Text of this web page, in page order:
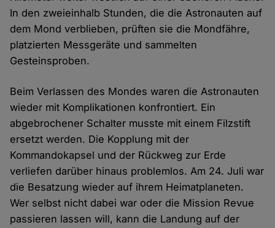
In den zweieinhalb Stunden, die die Astronauten auf
dem Mond verblieben, prüften sie die Mondfähre,
platzierten Messgeräte und sammelten
Gesteinsproben.
Beim Verlassen des Mondes waren die Astronauten
wieder mit Komplikationen konfrontiert. Ein
abgebrochener Schalter musste mit einem Filzstift
ersetzt werden. Die Kopplung mit der
Kommandokapsel und der Rückweg zur Erde
verliefen darüber hinaus problemlos. Am 24. Juli war
die Besatzung wieder auf ihrem Heimatplaneten.
Wer selbst nicht dabei war oder die Mission Revue
passieren lassen will, kann die Landung auf der